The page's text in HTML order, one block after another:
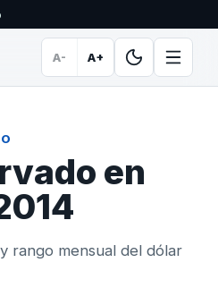
A- A+
en
rango mensual del dólar